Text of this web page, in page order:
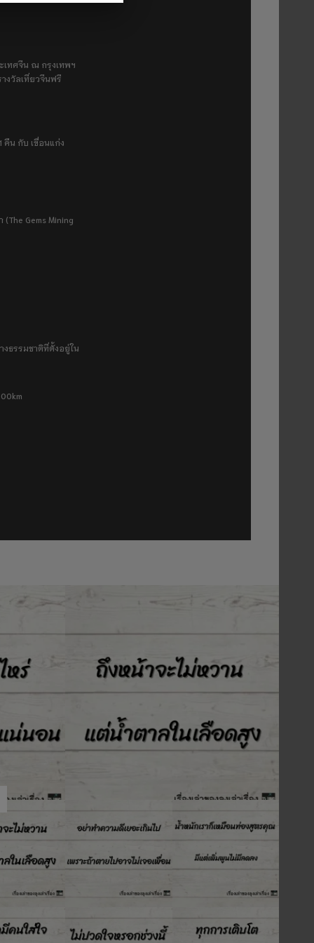
เทศจีน ณ กรุงเทพฯ
งวัลเที่ยวจีนฟรี
คืน กับ เขื่อนแก่ง
Gems Mining
งธรรมชาติที่ตั้งอยู่ใน